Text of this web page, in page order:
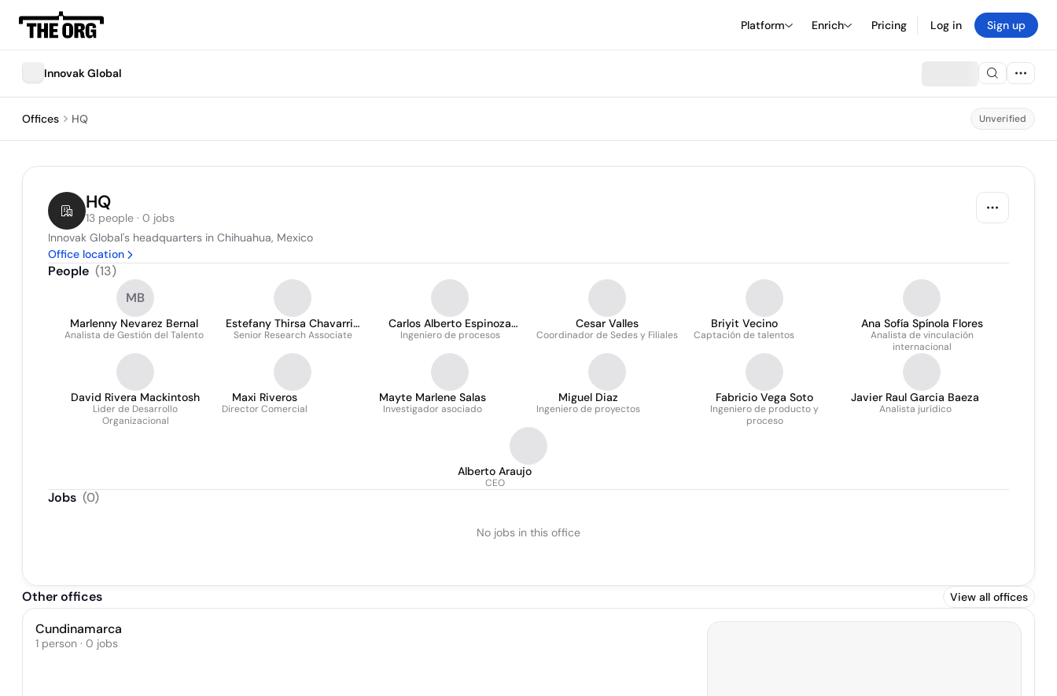
Platform Enrich Pricing Log in Sign up
Innovak Global
Offices HQ Unverified
HQ
13 people · 0 jobs
Innovak Global's headquarters in Chihuahua, Mexico
Office location
People (13)
MB
Marlenny Nevarez Bernal
Analista de Gestión del Talento
Estefany Thirsa Chavarria
Quicaño
Senior Research Associate
Carlos Alberto Espinoza
Carrasco
Ingeniero de procesos
Cesar Valles
Coordinador de Sedes y Filiales
Briyit Vecino
Captación de talentos
Ana Sofía Spínola Flores
Analista de vinculación
internacional
David Rivera Mackintosh
Lider de Desarrollo
Organizacional
Maxi Riveros
Director Comercial
Mayte Marlene Salas
Investigador asociado
Miguel Diaz
Ingeniero de proyectos
Fabricio Vega Soto
Ingeniero de producto y
proceso
Javier Raul Garcia Baeza
Analista jurídico
Alberto Araujo
CEO
Jobs (0)
No jobs in this office
Other offices View all offices
Cundinamarca
1 person · 0 jobs